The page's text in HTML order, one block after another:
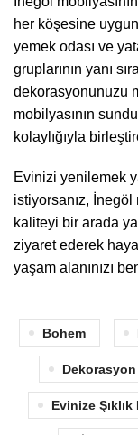
her köşesine uygun
yemek odası ve
gruplarının yanı
dekorasyonunuzu
mobilyasının
kolaylığıyla
Evinizi yenilemek
istiyorsanız, İnegöl
kaliteyi bir arada
ziyaret ederek
yaşam alanınızı
Bohem
Evinize Şıklık